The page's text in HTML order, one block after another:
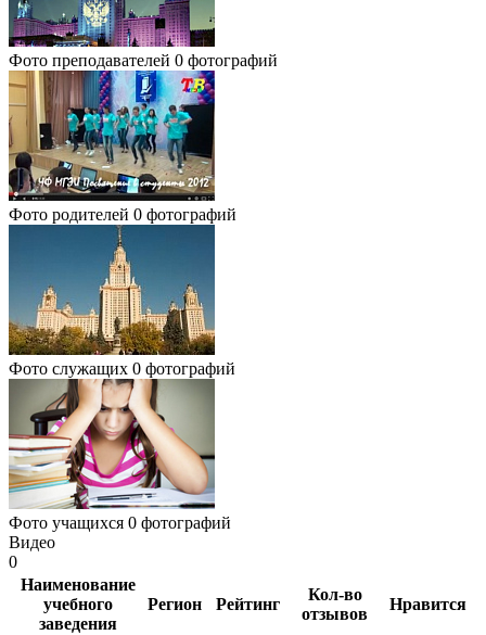
Фото преподавателей 0 фотографий
Фото родителей 0 фотографий
Фото служащих 0 фотографий
Фото учащихся 0 фотографий
Видео
0
Наименование
учебного
заведения
Регион Рейтинг
Кол-во
отзывов
Нравится